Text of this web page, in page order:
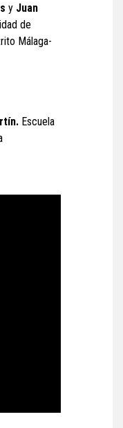
y Juan
de
Málaga-
Escuela